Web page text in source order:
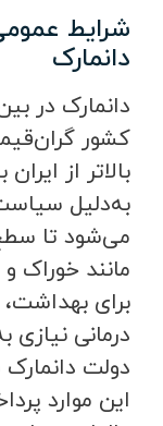
شرایط
دانمارک
دانمارک در
کشور
بالاتر از
به‌دلیل
می‌شود تا
مانند خوراک
برای
درمانی
دولت دانمارک
این موارد